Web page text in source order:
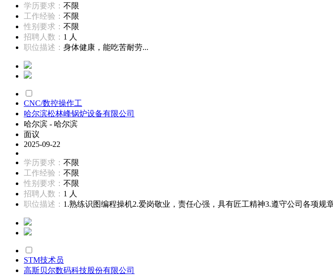
学历要求： 不限
工作经验： 不限
性别要求： 不限
招聘人数： 1 人
职位描述： 身体健康，能吃苦耐劳...
CNC/数控操作工
哈尔滨松林峰锅炉设备有限公司
哈尔滨 - 哈尔滨
面议
2025-09-22
学历要求： 不限
工作经验： 不限
性别要求： 不限
招聘人数： 1 人
职位描述： 1.熟练识图编程操机2.爱岗敬业，责任心强，具有匠工精神3.遵守公司各项规
STM技术员
高斯贝尔数码科技股份有限公司